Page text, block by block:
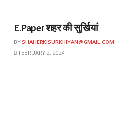
E.Paper शहर की सुर्खियां
BY SHAHERKISURKHIYAN@GMAIL.COM
FEBRUARY 2, 2024